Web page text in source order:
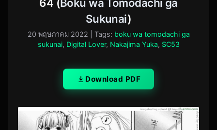
64 (Boku wa Tomodachi ga
Sukunai)
20 พฤษภาคม 2022 | Tags: boku wa tomodachi ga
sukunai, Digital Lover, Nakajima Yuka, SC53
Download PDF